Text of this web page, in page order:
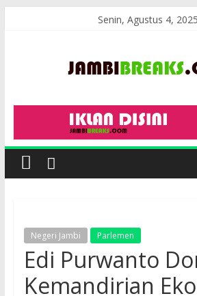
Senin, Agustus 4, 2025
JambiBreaks
Negeri Jambi Parlemen
Edi Purwanto
Kemandirian